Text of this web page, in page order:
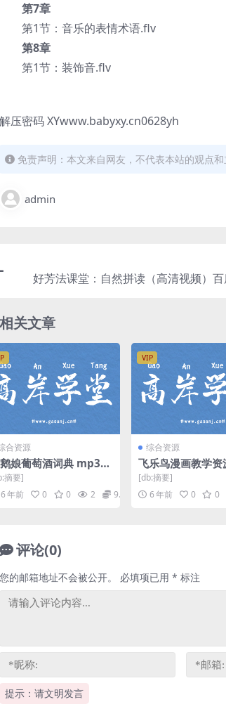
第7章
第1节：音乐的表情术语.flv
第8章
第1节：装饰音.flv
解压密码 XYwww.babyxy.cn0628yh
免责声明：本文来自网友，不代表本站的观点
admin
好芳法课堂：自然拼读（高清视频）
相关文章
合资源
娘葡萄酒词典 mp3音
度网盘
摘要]
6 年前
0 0 2 9.9
VIP
综合资源
飞乐鸟漫画教学资
清视频）百度网盘
[db:摘要]
6 年前
0 0
评论(0)
提示：请文明发言
您的邮箱地址不会被公开。 必填项已用 * 标注